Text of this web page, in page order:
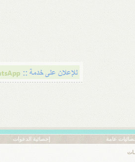
عامة إحصائية الدعوات